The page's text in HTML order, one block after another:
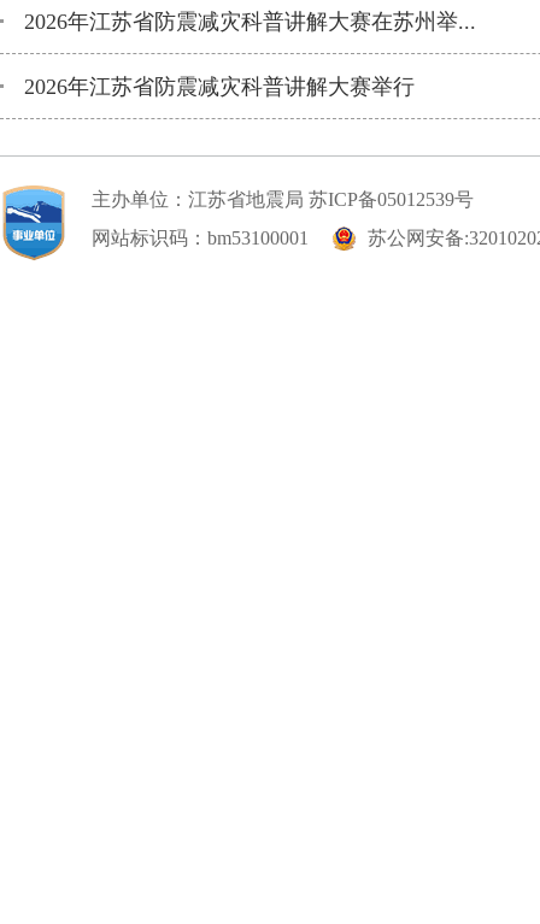
2026年江苏省防震减灾科普讲解大赛在苏州举...
2026年江苏省防震减灾科普讲解大赛举行
主办单位：江苏省地震局 苏ICP备05012539号
网站标识码：bm53100001
苏公网安备